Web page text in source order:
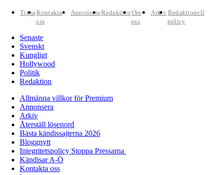
TipsaKontakta
oss
AnnonseraRedaktion Om
oss
Arkiv Redaktionell
policy
Senaste
Svenskt
Kungligt
Hollywood
Politik
Redaktion
Allmänna villkor för Premium
Annonsera
Arkiv
Återställ lösenord
Bästa kändissajterna 2026
Bloggnytt
Integritetspolicy Stoppa Pressarna
Kändisar A-Ö
Kontakta oss